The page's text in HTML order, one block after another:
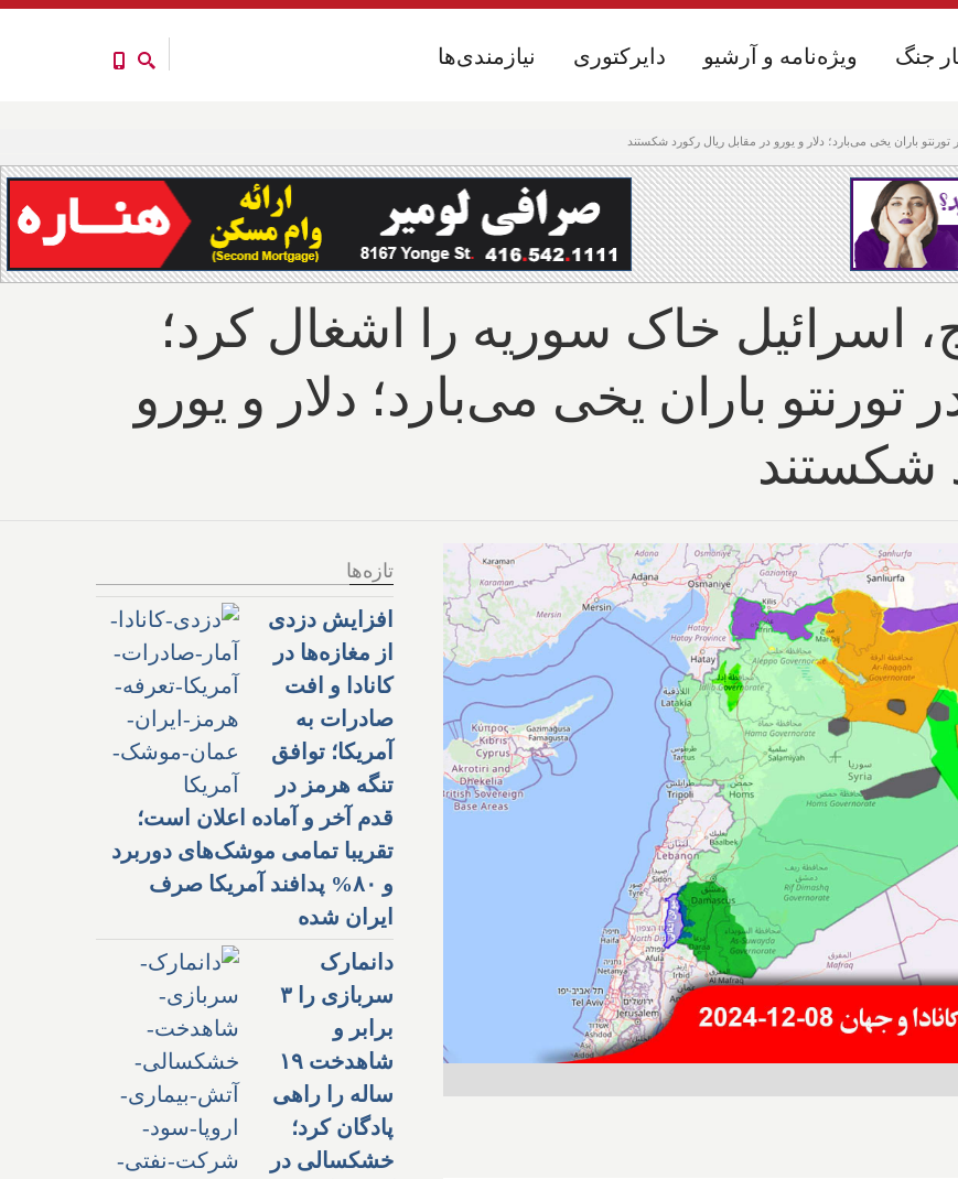
باران یخی می‌بارد؛ دلار و یورو در مقابل ریال رکورد شکستند
نیازمندی‌ها دایرکتوری ویژه‌نامه و آرشیو جنگ نیازمندی‌ها دایرکتوری ویژه‌نامه و آرشیو جنگ
خاک سوریه را اشغال کرد؛
باران یخی می‌بارد؛ دلار و یورو
شکستند
تازه‌ها
افزایش دزدی
از مغازه‌ها در
کانادا و افت
صادرات به
آمریکا؛ توافق
تنگه هرمز در
قدم آخر و آماده اعلان است؛
تقریبا تمامی موشک‌های دوربرد
و ۸۰% پدافند آمریکا صرف
ایران شده
دانمارک
سربازی را ۳
برابر و
شاهدخت ۱۹
ساله را راهی
پادگان کرد؛
خشکسالی در